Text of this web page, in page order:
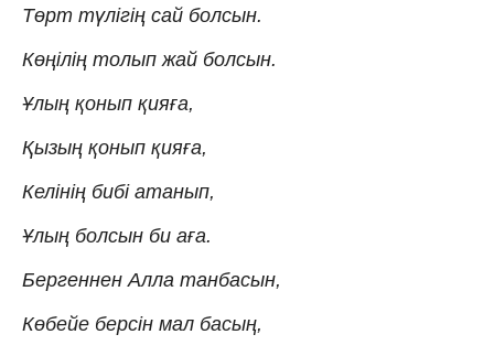
Төрт түлігің сай болсын.
Көңілің толып жай болсын.
Ұлың қонып қияға,
Қызың қонып қияға,
Келінің бибі атанып,
Ұлың болсын би аға.
Бергеннен Алла танбасын,
Көбейе берсін мал басың,